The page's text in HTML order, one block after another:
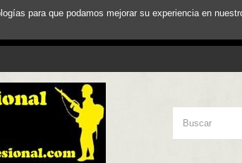
para que podamos mejorar su experiencia en